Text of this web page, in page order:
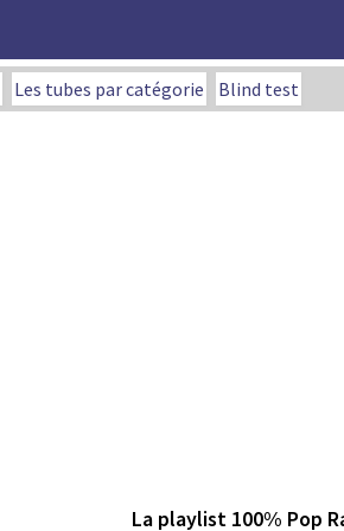
Les tubes par catégorie Blind test
La playlist 100% Pop